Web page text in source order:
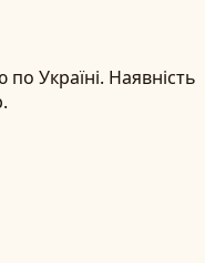
Україні. Наявність